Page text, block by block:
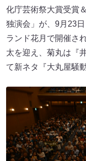
化庁芸術祭大賞受賞
独演会」が、9月23
ランド花月で開催さ
太を迎え、菊丸は『
て新ネタ『大丸屋騒